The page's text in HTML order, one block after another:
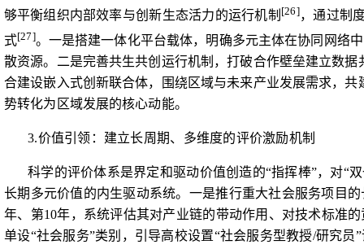
够平衡组织内部效率与创新生态活力的运行机制 [26]，通过制
式[27]。一是搭建一体化平台载体，明确多元主体在协同网络
散资源。二是完善共生共创运行机制，打破合作壁垒建立数
合建设嵌入式创新联合体，围绕区域与未来产业发展需求，
势转化为区域发展的核心动能。
3.价值引领：建立长周期、多维度的评价激励机制
科学的评价体系是界定和驱动价值创造的“指挥棒”，对“
长期多元价值的内生驱动系统。一是推行重大社会服务项目
年、第10年，系统评估其对产业链的带动作用、对技术标准
单设“社会服务”类别，引导高校设置“社会服务型教授/研究员